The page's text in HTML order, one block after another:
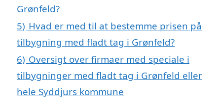
Grønfeld?
5) Hvad er med til at bestemme prisen på
tilbygning med fladt tag i Grønfeld?
6) Oversigt over firmaer med speciale i
tilbygninger med fladt tag i Grønfeld eller
hele Syddjurs kommune